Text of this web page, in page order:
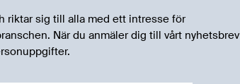
riktar sig till alla med ett intresse för
När du anmäler dig till vårt nyhetsbrev